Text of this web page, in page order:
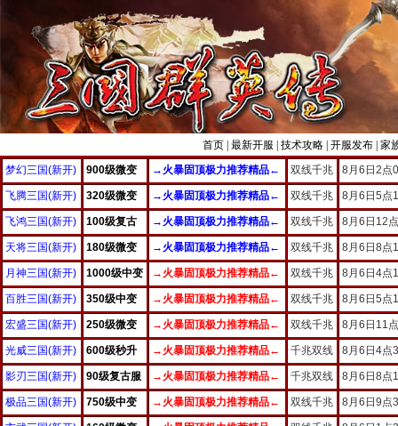
首页| 最新开服 技术攻略| 开服发布| 家